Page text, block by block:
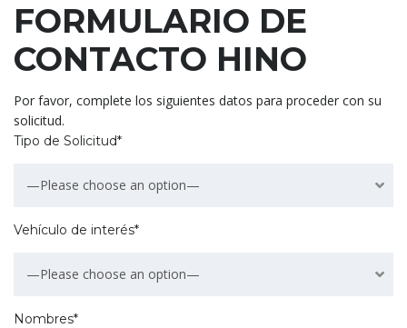
FORMULARIO DE
CONTACTO HINO
Por favor, complete los siguientes datos para proceder con su
solicitud.
Tipo de Solicitud*
—Please choose an option—
Vehículo de interés*
—Please choose an option—
Nombres*